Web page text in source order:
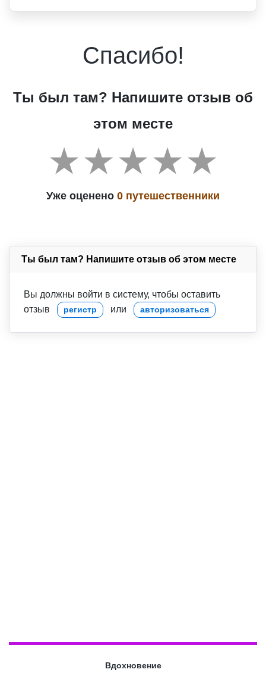
Спасибо!
Ты был там? Напишите отзыв об
этом месте
Уже оценено 0 путешественники
Ты был там? Напишите отзыв об этом месте
Вы должны войти в систему, чтобы оставить
отзыв
регистр или авторизоваться
Вдохновение